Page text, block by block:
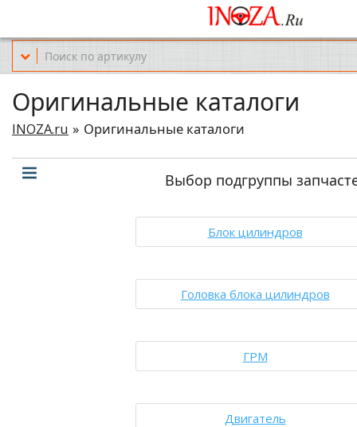
Офис обслуживания г.Краснодар (KRD) Куликова Поля 2 (магазин
Оригинальные каталоги
INOZA.ru Оригинальные каталоги
Выбор подгруппы
Блок цилиндров
Головка блока цилиндров
ГРМ
Двигатель